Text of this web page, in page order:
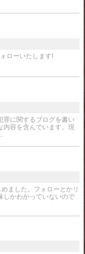
ローいたします!
罪に関するブログを書い
内容を含んでいます。現
ました。フォローとかリ
しかわかっていないので